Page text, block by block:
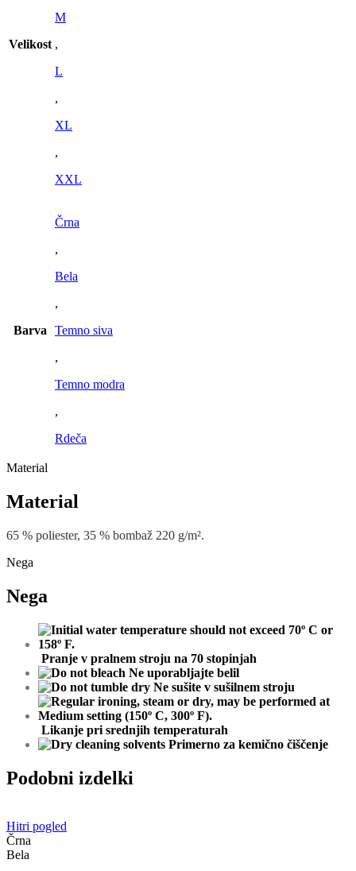
Velikost
M
,
L
,
XL
,
XXL
Barva
Črna
,
Bela
,
Temno siva
,
Temno modra
,
Rdeča
Material
Material
65 % poliester, 35 % bombaž 220 g/m².
Nega
Nega
Pranje v pralnem stroju na 70 stopinjah
Ne uporabljajte belil
Ne sušite v sušilnem stroju
Likanje pri srednjih temperaturah
Primerno za kemično čiščenje
Podobni izdelki
Hitri pogled
Črna
Bela